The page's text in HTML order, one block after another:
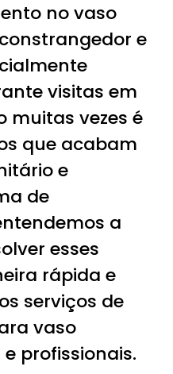
no vaso
e
visitas em
muitas vezes é
que acabam
e
de
a
esses
rápida e
serviços de
vaso
profissionais.